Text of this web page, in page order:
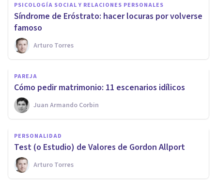
PSICOLOGÍA SOCIAL Y RELACIONES PERSONALES
Síndrome de Eróstrato: hacer locuras por volverse
famoso
Arturo Torres
PAREJA
Cómo pedir matrimonio: 11 escenarios idílicos
Juan Armando Corbin
PERSONALIDAD
Test (o Estudio) de Valores de Gordon Allport
Arturo Torres